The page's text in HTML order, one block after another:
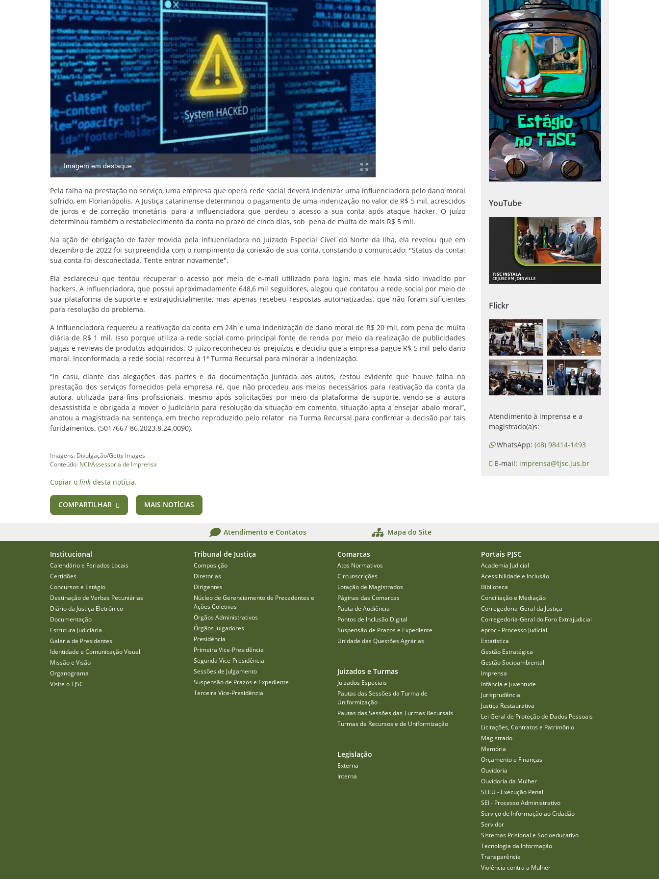
Imagem em destaque
Pela falha na prestação no serviço, uma empresa que opera rede social deverá indenizar uma influenciadora pelo dano moral
sofrido, em Florianópolis. A Justiça catarinense determinou o pagamento de uma indenização no valor de R$ 5 mil, acrescidos
de juros e de correção monetária, para a influenciadora que perdeu o acesso a sua conta após ataque hacker. O juízo
determinou também o restabelecimento da conta no prazo de cinco dias, sob pena de multa de mais R$ 5 mil.
Na ação de obrigação de fazer movida pela influenciadora no Juizado Especial Cível do Norte da Ilha, ela revelou que em
dezembro de 2022 foi surpreendida com o rompimento da conexão de sua conta, constando o comunicado: "Status da conta:
sua conta foi desconectada. Tente entrar novamente".
Ela esclareceu que tentou recuperar o acesso por meio de e-mail utilizado para login, mas ele havia sido invadido por
hackers. A influenciadora, que possui aproximadamente 648,6 mil seguidores, alegou que contatou a rede social por meio de
sua plataforma de suporte e extrajudicialmente, mas apenas recebeu respostas automatizadas, que não foram suficientes
para resolução do problema.
A influenciadora requereu a reativação da conta em 24h e uma indenização de dano moral de R$ 20 mil, com pena de multa
diária de R$ 1 mil. Isso porque utiliza a rede social como principal fonte de renda por meio da realização de publicidades
pagas e reviews de produtos adquiridos. O juízo reconheceu os prejuízos e decidiu que a empresa pague R$ 5 mil pelo dano
moral. Inconformada, a rede social recorreu à 1ª Turma Recursal para minorar a indenização.
“In casu, diante das alegações das partes e da documentação juntada aos autos, restou evidente que houve falha na
prestação dos serviços fornecidos pela empresa ré, que não procedeu aos meios necessários para reativação da conta da
autora, utilizada para fins profissionais, mesmo após solicitações por meio da plataforma de suporte, vendo-se a autora
desassistida e obrigada a mover o Judiciário para resolução da situação em comento, situação apta a ensejar abalo moral”,
anotou a magistrada na sentença, em trecho reproduzido pelo relator na Turma Recursal para confirmar a decisão por tais
fundamentos. (5017667-86.2023.8.24.0090).
Imagens: Divulgação/Getty Images
Conteúdo: NCI/Assessoria de Imprensa
Copiar o link desta notícia.
COMPARTILHAR MAIS NOTÍCIAS
YouTube
Flickr
Atendimento à imprensa e a
magistrado(a)s:
WhatsApp: (48) 98414-1493
E-mail: imprensa@tjsc.jus.br
Atendimento e Contatos Mapa do Site
Institucional
Calendário e Feriados Locais
Certidões
Concursos e Estágio
Destinação de Verbas Pecuniárias
Diário da Justiça Eletrônico
Documentação
Estrutura Judiciária
Galeria de Presidentes
Identidade e Comunicação Visual
Missão e Visão
Organograma
Visite o TJSC
Tribunal de Justiça
Composição
Diretorias
Dirigentes
Núcleo de Gerenciamento de Precedentes e
Ações Coletivas
Órgãos Administrativos
Órgãos Julgadores
Presidência
Primeira Vice-Presidência
Segunda Vice-Presidência
Sessões de Julgamento
Suspensão de Prazos e Expediente
Terceira Vice-Presidência
Comarcas
Atos Normativos
Circunscrições
Lotação de Magistrados
Páginas das Comarcas
Pauta de Audiência
Pontos de Inclusão Digital
Suspensão de Prazos e Expediente
Unidade das Questões Agrárias
Juizados e Turmas
Juizados Especiais
Pautas das Sessões da Turma de
Uniformização
Pautas das Sessões das Turmas Recursais
Turmas de Recursos e de Uniformização
Legislação
Externa
Interna
Portais PJSC
Academia Judicial
Acessibilidade e Inclusão
Biblioteca
Conciliação e Mediação
Corregedoria-Geral da Justiça
Corregedoria-Geral do Foro Extrajudicial
eproc - Processo Judicial
Estatística
Gestão Estratégica
Gestão Socioambiental
Imprensa
Infância e Juventude
Jurisprudência
Justiça Restaurativa
Lei Geral de Proteção de Dados Pessoais
Licitações, Contratos e Patrimônio
Magistrado
Memória
Orçamento e Finanças
Ouvidoria
Ouvidoria da Mulher
SEEU - Execução Penal
SEI - Processo Administrativo
Serviço de Informação ao Cidadão
Servidor
Sistemas Prisional e Socioeducativo
Tecnologia da Informação
Transparência
Violência contra a Mulher